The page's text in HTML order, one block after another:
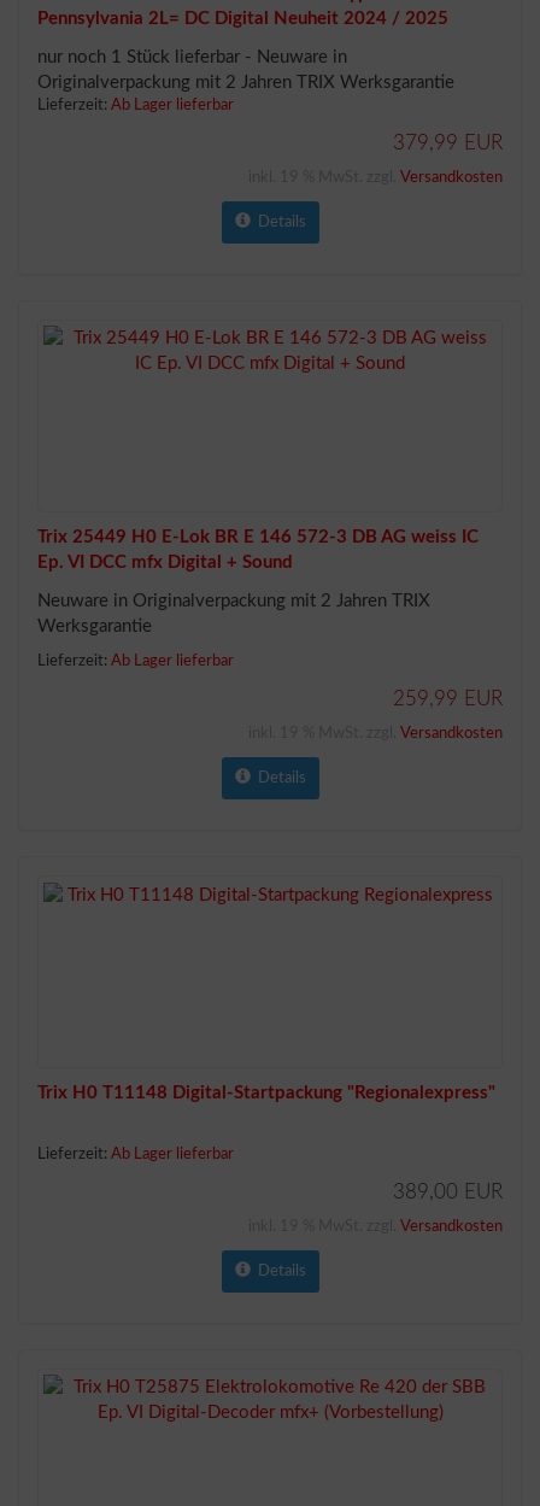
Pennsylvania 2L= DC Digital Neuheit 2024 / 2025
nur noch 1 Stück lieferbar - Neuware in
Originalverpackung mit 2 Jahren TRIX Werksgarantie
Lieferzeit: Ab Lager lieferbar
379,99 EUR
Versandkosten
Details
Trix 25449 H0 E-Lok BR E 146 572-3 DB AG weiss IC
Ep. VI DCC mfx Digital + Sound
Neuware in Originalverpackung mit 2 Jahren TRIX
Werksgarantie
Lieferzeit: Ab Lager lieferbar
259,99 EUR
Versandkosten
Details
Trix H0 T11148 Digital-Startpackung "Regionalexpress"
Lieferzeit: Ab Lager lieferbar
389,00 EUR
Versandkosten
Details